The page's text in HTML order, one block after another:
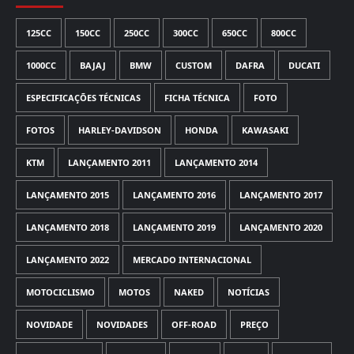
125CC 150CC 250CC 300CC 650CC 800CC
1000CC BAJAJ BMW CUSTOM DAFRA DUCATI
ESPECIFICAÇÕES TÉCNICAS FICHA TÉCNICA FOTO
FOTOS HARLEY-DAVIDSON HONDA KAWASAKI
KTM LANÇAMENTO 2011 LANÇAMENTO 2014
LANÇAMENTO 2015 LANÇAMENTO 2016 LANÇAMENTO 2017
LANÇAMENTO 2018 LANÇAMENTO 2019 LANÇAMENTO 2020
LANÇAMENTO 2022 MERCADO INTERNACIONAL
MOTOCICLISMO MOTOS NAKED NOTÍCIAS
NOVIDADE NOVIDADES OFF-ROAD PREÇO